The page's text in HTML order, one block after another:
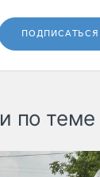
ПОДПИСАТЬСЯ
по теме